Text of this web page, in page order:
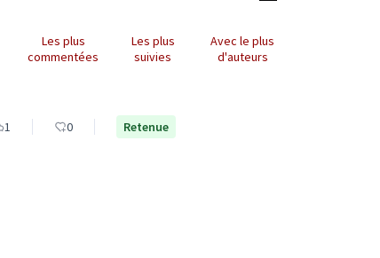
Les plus
commentées
Les plus
suivies
Avec le plus
d'auteurs
1 0 Retenue